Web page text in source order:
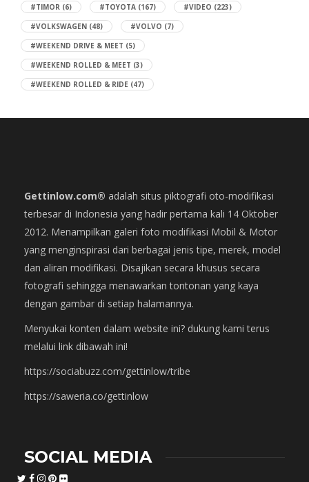
#TIMOR (6) #TOYOTA (167) #VIDEO (223)
#VOLKSWAGEN (48) #VOLVO (7)
#WEEKEND DRIVE & MEET (5)
#WEEKEND ROLLED & MEET (3)
#WEEKEND ROLLED & RIDE (47)
Gettinlow.com® adalah situs piktografi oto-modifikasi
terbesar di Indonesia yang hadir pertama kali 14 Oktober
2012. Menampilkan galeri foto modifikasi Mobil & Motor
yang menginspirasi dari berbagai jenis tipe, merek, model
dan aliran modifikasi. Disajikan secara khusus secara
fotografi sehingga menawarkan tontonan yang kaya
dengan gambar di setiap halamannya.
Menyukai konten dalam website ini? dukung kami terus
melalui link dibawah ini!
https://sociabuzz.com/gettinlow/tribe
https://saweria.co/gettinlow
SOCIAL MEDIA